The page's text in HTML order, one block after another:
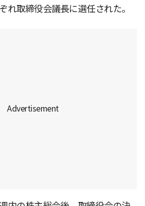
れ取締役会議長に選任された。